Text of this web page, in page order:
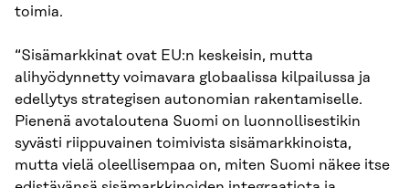
toimia.
“Sisämarkkinat ovat EU:n keskeisin, mutta
alihyödynnetty voimavara globaalissa kilpailussa ja
edellytys strategisen autonomian rakentamiselle.
Pienenä avotaloutena Suomi on luonnollisestikin
syvästi riippuvainen toimivista sisämarkkinoista,
mutta vielä oleellisempaa on, miten Suomi näkee itse